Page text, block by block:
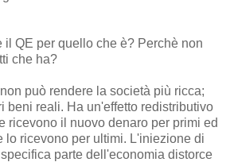
il QE per quello che è? Perchè non
che ha?
può rendere la società più ricca;
beni reali. Ha un'effetto redistributivo
ricevono il nuovo denaro per primi ed
lo ricevono per ultimi. L'iniezione di
parte dell'economia distorce